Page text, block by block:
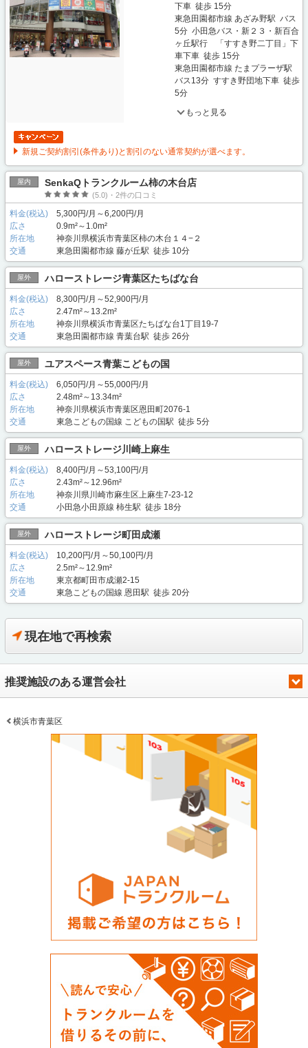
下車 徒歩 15分
東急田園都市線 あざみ野駅 バス
5分 小田急バス・新２３・新百合
ヶ丘駅行 「すすき野二丁目」下
車下車 徒歩 15分
東急田園都市線 たまプラーザ駅
バス13分 すすき野団地下車 徒歩
5分
もっと見る
新規ご契約割引(条件あり)と割引のない通常契約が選べます。
屋内 SenkaQトランクルーム柿の木台店
(5.0)・2件の口コミ
料金(税込)
5,300円/月～6,200円/月
広さ
0.9m²～1.0m²
所在地
神奈川県横浜市青葉区柿の木台１４−２
交通
東急田園都市線 藤が丘駅 徒歩 10分
屋外 ハローストレージ青葉区たちばな台
料金(税込)
8,300円/月～52,900円/月
広さ
2.47m²～13.2m²
所在地
神奈川県横浜市青葉区たちばな台1丁目19-7
交通
東急田園都市線 青葉台駅 徒歩 26分
屋外 ユアスペース青葉こどもの国
料金(税込)
6,050円/月～55,000円/月
広さ
2.48m²～13.34m²
所在地
神奈川県横浜市青葉区恩田町2076-1
交通
東急こどもの国線 こどもの国駅 徒歩 5分
屋外 ハローストレージ川崎上麻生
料金(税込)
8,400円/月～53,100円/月
広さ
2.43m²～12.96m²
所在地
神奈川県川崎市麻生区上麻生7-23-12
交通
小田急小田原線 柿生駅 徒歩 18分
屋外 ハローストレージ町田成瀬
料金(税込)
10,200円/月～50,100円/月
広さ
2.5m²～12.9m²
所在地
東京都町田市成瀬2-15
交通
東急こどもの国線 恩田駅 徒歩 20分
現在地で再検索
推奨施設のある運営会社
横浜市青葉区